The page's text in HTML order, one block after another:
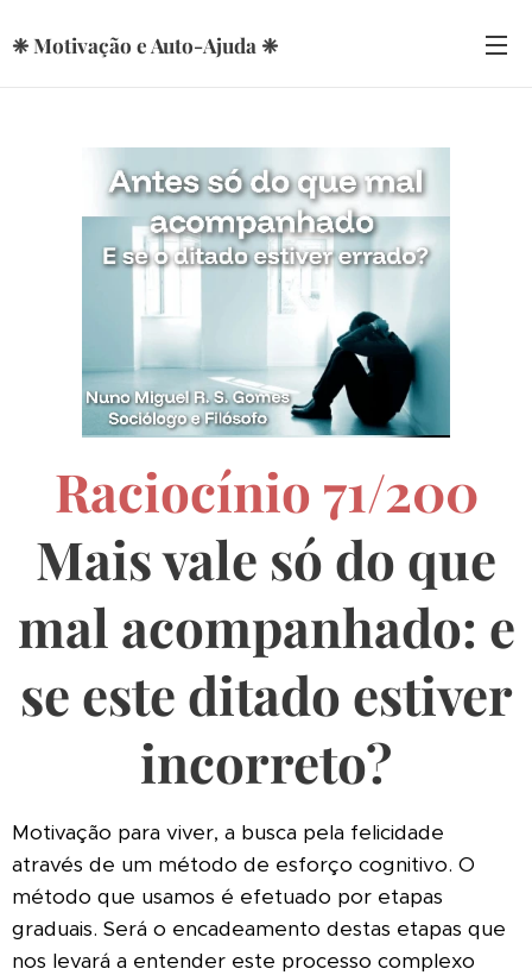
❈ Motivação e Auto-Ajuda ❈
Raciocínio 71/200
Mais vale só do que
mal acompanhado: e
se este ditado estiver
incorreto?
Motivação para viver, a busca pela felicidade
através de um método de esforço cognitivo. O
método que usamos é efetuado por etapas
graduais. Será o encadeamento destas etapas que
nos levará a entender este processo complexo